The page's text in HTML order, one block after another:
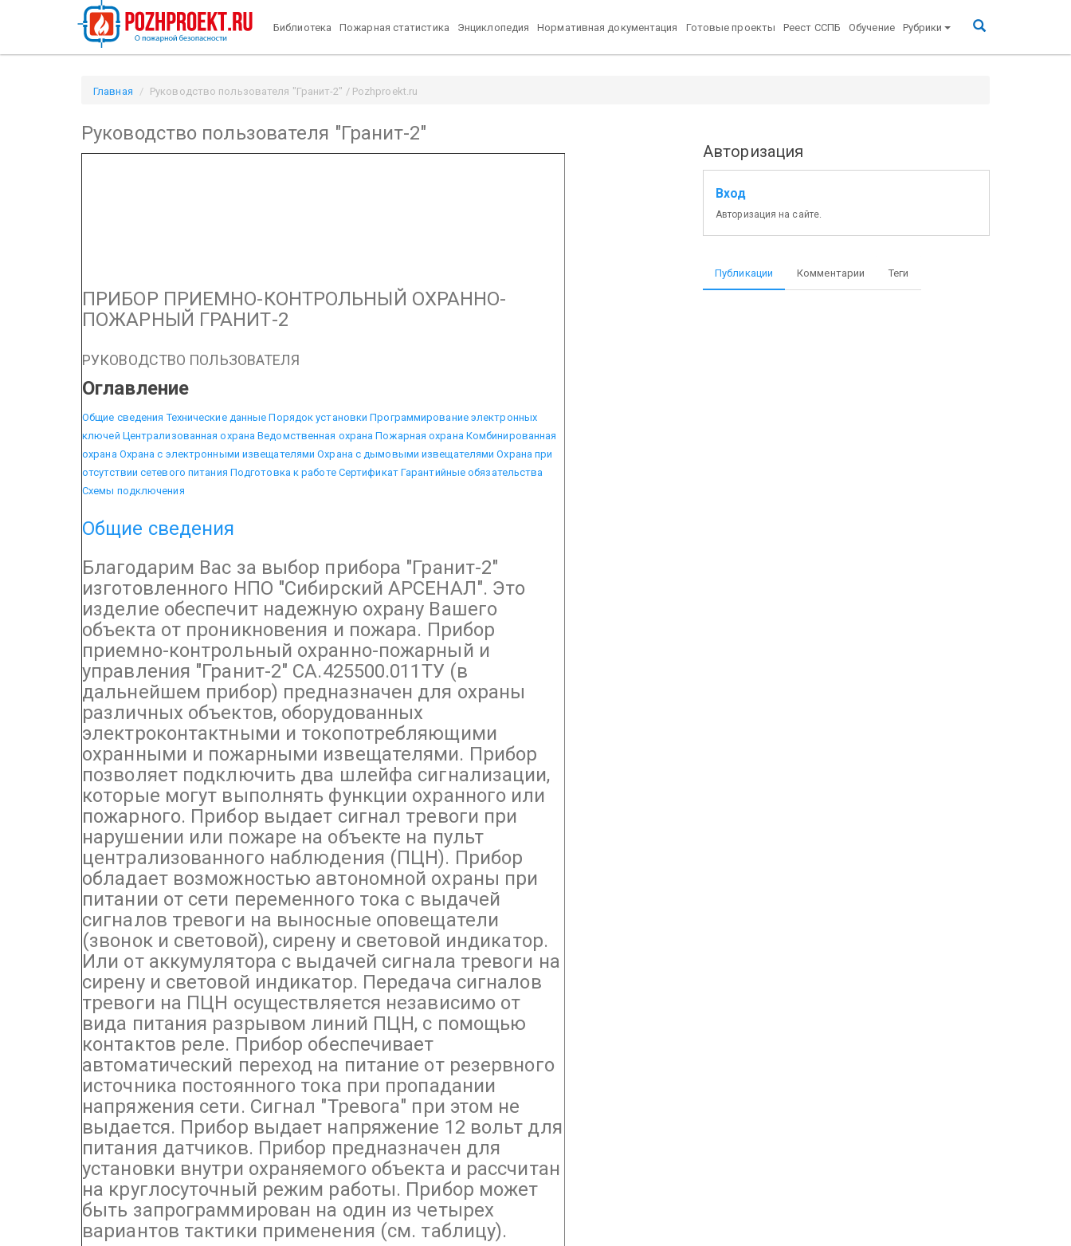
Библиотека Пожарная статистика Энциклопедия Нормативная документация Готовые проекты Реест ССПБ Обучение Рубрики
Главная Руководство пользователя "Гранит-2" / Pozhproekt.ru
Руководство пользователя "Гранит-2"
ПРИБОР ПРИЕМНО-КОНТРОЛЬНЫЙ ОХРАННО-
ПОЖАРНЫЙ ГРАНИТ-2
РУКОВОДСТВО ПОЛЬЗОВАТЕЛЯ
Оглавление
Общие сведения Технические данные Порядок установки Программирование электронных
ключей Централизованная охрана Ведомственная охрана Пожарная охрана Комбинированная
охрана Охрана с электронными извещателями Охрана с дымовыми извещателями Охрана при
отсутствии сетевого питания Подготовка к работе Сертификат Гарантийные обязательства
Схемы подключения
Общие сведения
Благодарим Вас за выбор прибора "Гранит-2"
изготовленного НПО "Сибирский АРСЕНАЛ". Это
изделие обеспечит надежную охрану Вашего
объекта от проникновения и пожара. Прибор
приемно-контрольный охранно-пожарный и
управления "Гранит-2" СА.425500.011ТУ (в
дальнейшем прибор) предназначен для охраны
различных объектов, оборудованных
электроконтактными и токопотребляющими
охранными и пожарными извещателями. Прибор
позволяет подключить два шлейфа сигнализации,
которые могут выполнять функции охранного или
пожарного. Прибор выдает сигнал тревоги при
нарушении или пожаре на объекте на пульт
централизованного наблюдения (ПЦН). Прибор
обладает возможностью автономной охраны при
питании от сети переменного тока с выдачей
сигналов тревоги на выносные оповещатели
(звонок и световой), сирену и световой индикатор.
Или от аккумулятора с выдачей сигнала тревоги на
сирену и световой индикатор. Передача сигналов
тревоги на ПЦН осуществляется независимо от
вида питания разрывом линий ПЦН, с помощью
контактов реле. Прибор обеспечивает
автоматический переход на питание от резервного
источника постоянного тока при пропадании
напряжения сети. Сигнал "Тревога" при этом не
выдается. Прибор выдает напряжение 12 вольт для
питания датчиков. Прибор предназначен для
установки внутри охраняемого объекта и рассчитан
на круглосуточный режим работы. Прибор может
быть запрограммирован на один из четырех
вариантов тактики применения (см. таблицу).
Авторизация
Вход
Авторизация на сайте.
Публикации Комментарии Теги